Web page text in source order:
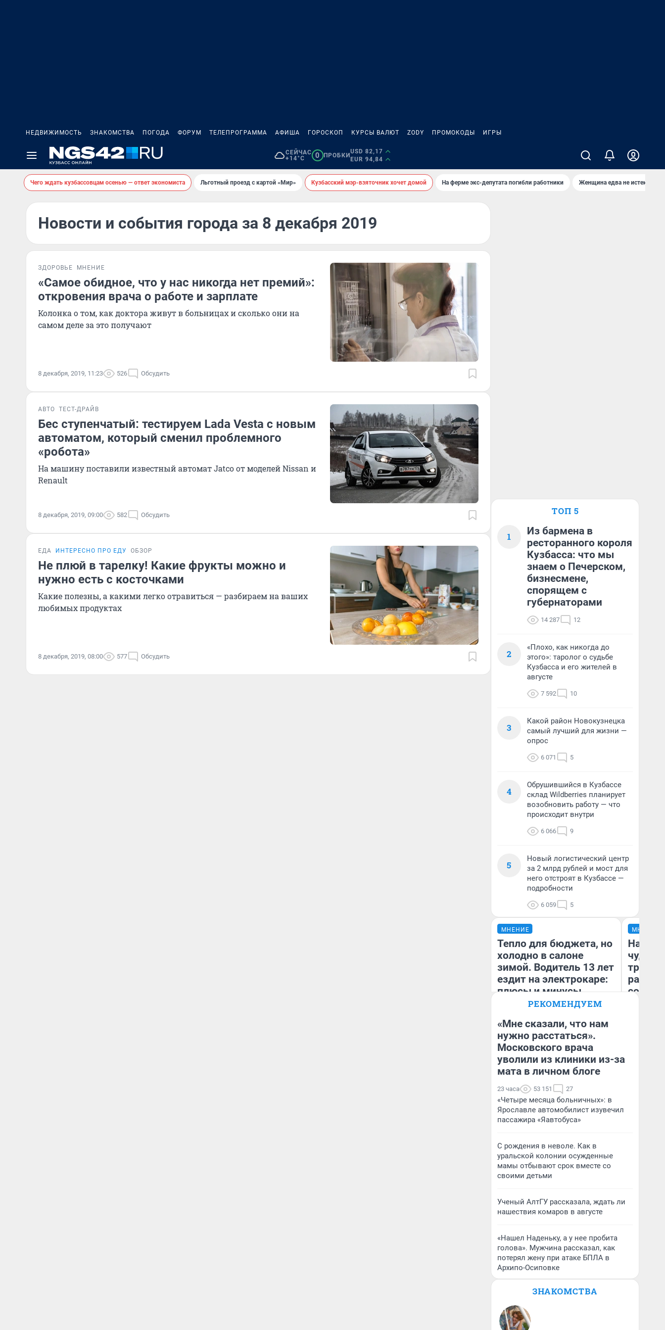
НЕДВИЖИМОСТЬ ЗНАКОМСТВА ПОГОДА ФОРУМ ТЕЛЕПРОГРАММА АФИША ГОРОСКОП КУРСЫ ВАЛЮТ ZODY ПРОМОКОДЫ ИГРЫ
СЕЙЧАС
+14°C
0 ПРОБКИ
USD 82,17
EUR 94,84
Чего ждать кузбассовцам осенью — ответ экономиста Льготный проезд с картой «Мир» Кузбасский мэр-взяточник хочет домой На ферме экс-депутата погибли работники Женщина едва не истекла
Новости и события города за 8 декабря 2019
ЗДОРОВЬЕ МНЕНИЕ
«Самое обидное, что у нас никогда нет премий»:
откровения врача о работе и зарплате
Колонка о том, как доктора живут в больницах и сколько они на
самом деле за это получают
8 декабря, 2019, 11:23 526 Обсудить
АВТО ТЕСТ-ДРАЙВ
Бес ступенчатый: тестируем Lada Vesta с новым
автоматом, который сменил проблемного
«робота»
На машину поставили известный автомат Jatco от моделей Nissan и
Renault
8 декабря, 2019, 09:00 582 Обсудить
ЕДА ИНТЕРЕСНО ПРО ЕДУ ОБЗОР
Не плюй в тарелку! Какие фрукты можно и
нужно есть с косточками
Какие полезны, а какими легко отравиться — разбираем на ваших
любимых продуктах
8 декабря, 2019, 08:00 577 Обсудить
ТОП 5
1
Из бармена в
ресторанного короля
Кузбасса: что мы
знаем о Печерском,
бизнесмене,
спорящем с
губернаторами
14 287 12
2
«Плохо, как никогда до
этого»: таролог о судьбе
Кузбасса и его жителей в
августе
7 592 10
3
Какой район Новокузнецка
самый лучший для жизни —
опрос
6 071 5
4
Обрушившийся в Кузбассе
склад Wildberries планирует
возобновить работу — что
происходит внутри
6 066 9
5
Новый логистический центр
за 2 млрд рублей и мост для
него отстроят в Кузбассе —
подробности
6 059 5
МНЕНИЕ
Тепло для бюджета, но
холодно в салоне
зимой. Водитель 13 лет
ездит на электрокаре:
плюсы и минусы
Денис Дедюхин
МНЕНИЕ
чудом
РЕКОМЕНДУЕМ
«Мне сказали, что нам
нужно расстаться».
Московского врача
уволили из клиники из-за
мата в личном блоге
23 часа 53 151 27
«Четыре месяца больничных»: в
Ярославле автомобилист изувечил
пассажира «Яавтобуса»
С рождения в неволе. Как в
уральской колонии осужденные
мамы отбывают срок вместе со
своими детьми
Ученый АлтГУ рассказала, ждать ли
нашествия комаров в августе
«Нашел Наденьку, а у нее пробита
голова». Мужчина рассказал, как
потерял жену при атаке БПЛА в
Архипо-Осиповке
ЗНАКОМСТВА